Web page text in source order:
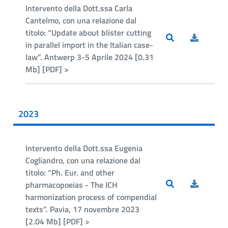
Intervento della Dott.ssa Carla
Cantelmo, con una relazione dal
titolo: “Update about blister cutting
in parallel import in the Italian case-
law”. Antwerp 3-5 Aprile 2024 [0.31
Mb] [PDF] >
2023
Intervento della Dott.ssa Eugenia
Cogliandro, con una relazione dal
titolo: “Ph. Eur. and other
pharmacopoeias - The ICH
harmonization process of compendial
texts”. Pavia, 17 novembre 2023
[2.04 Mb] [PDF] >